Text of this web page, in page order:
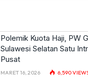
Polemik Kuota Haji, PW
Sulawesi Selatan Satu
Pusat
MARET 16, 2026 6,590